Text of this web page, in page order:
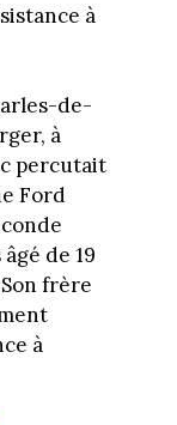
à
de-
à
percutait
Ford
de 19
frère
à